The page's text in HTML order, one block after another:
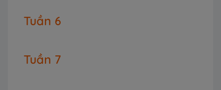
Tuần 6
Tuần 7